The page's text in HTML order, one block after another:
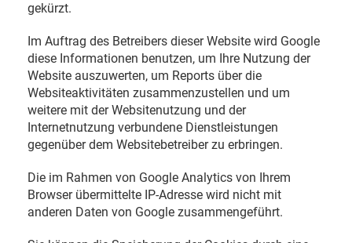
gekürzt.
Im Auftrag des Betreibers dieser Website wird Google
diese Informationen benutzen, um Ihre Nutzung der
Website auszuwerten, um Reports über die
Websiteaktivitäten zusammenzustellen und um
weitere mit der Websitenutzung und der
Internetnutzung verbundene Dienstleistungen
gegenüber dem Websitebetreiber zu erbringen.
Die im Rahmen von Google Analytics von Ihrem
Browser übermittelte IP-Adresse wird nicht mit
anderen Daten von Google zusammengeführt.